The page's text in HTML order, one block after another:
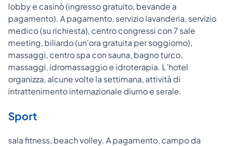
lobby e casinò (ingresso gratuito, bevande a
pagamento). A pagamento, servizio lavanderia, servizio
medico (su richiesta), centro congressi con 7 sale
meeting, biliardo (un’ora gratuita per soggiorno),
massaggi, centro spa con sauna, bagno turco,
massaggi, idromassaggio e idroterapia. L’hotel
organizza, alcune volte la settimana, attività di
intrattenimento internazionale diurno e serale.
Sport
sala fitness, beach volley. A pagamento, campo da